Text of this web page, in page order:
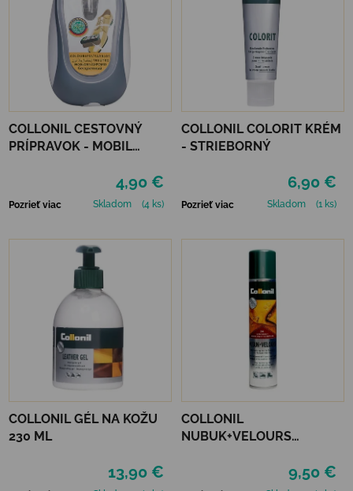
COLLONIL CESTOVNÝ
PRÍPRAVOK - MOBIL
4,90 €
Pozrieť viac Skladom (4 ks)
COLLONIL COLORIT KRÉM
- STRIEBORNÝ
6,90 €
Pozrieť viac Skladom (1 ks)
COLLONIL GÉL NA KOŽU
230 ML
13,90 €
COLLONIL
NUBUK+VELOURS
9,50 €